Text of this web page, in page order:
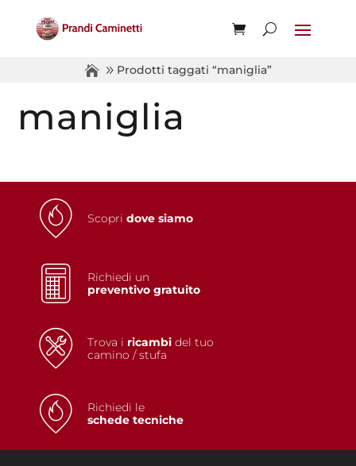
Prodotti taggati “maniglia”
maniglia
Scopridove siamo
Richiedi un
preventivo gratuito
Trova i ricambi del tuo
camino / stufa
Richiedi le
schede tecniche